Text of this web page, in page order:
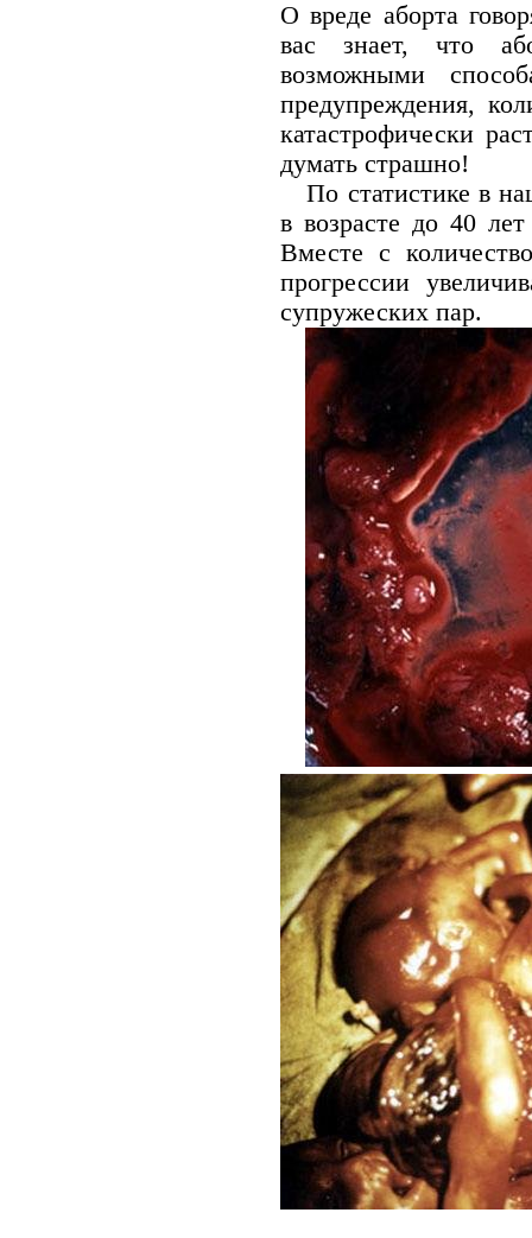
О вреде аборта
вас знает, что
возможными
предупреждения,
катастрофически
думать страшно!
По статистике в
в возрасте до 40
Вместе с
прогрессии
супружеских пар.